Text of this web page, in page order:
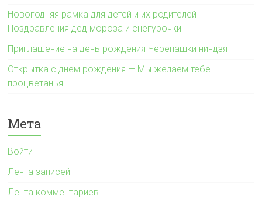
Новогодняя рамка для детей и их родителей
Поздравления дед мороза и снегурочки
Приглашение на день рождения Черепашки ниндзя
Открытка с днем рождения — Мы желаем тебе
процветанья
Мета
Войти
Лента записей
Лента комментариев